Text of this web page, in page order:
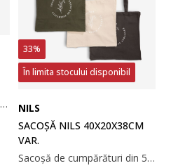
Ochelari pentru citit în negru simplu sau maro elegant. Disponibili pentru dioptriile de +1, +1.5, +2 sau +2.5.
33%
În limita stocului disponibil
NILS
SACOȘĂ NILS 40X20X38CM
VAR.
Sacoșă de cumpărături din 55% bumbac (100% reciclat)/45% poliester (100% reciclat). Designul său spațios este ideal pentru cumpărături sau treburi zilnice, și este lavabilă la 30°C. Disponibilă în culori variate. 40x20x38 cm